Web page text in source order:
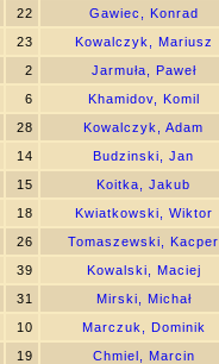
22 Gawiec, Konrad
23 Kowalczyk, Mariusz
2 Jarmuła, Paweł
6 Khamidov, Komil
28 Kowalczyk, Adam
14 Budzinski, Jan
15 Koitka, Jakub
18 Kwiatkowski, Wiktor
26 Tomaszewski, Kacper
39 Kowalski, Maciej
31 Mirski, Michał
10 Marczuk, Dominik
19 Chmiel, Marcin